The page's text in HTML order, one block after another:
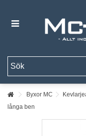
Byxor MC
långa ben